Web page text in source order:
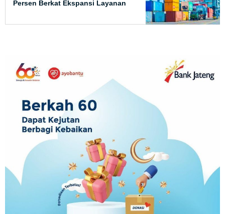
Persen Berkat Ekspansi Layanan